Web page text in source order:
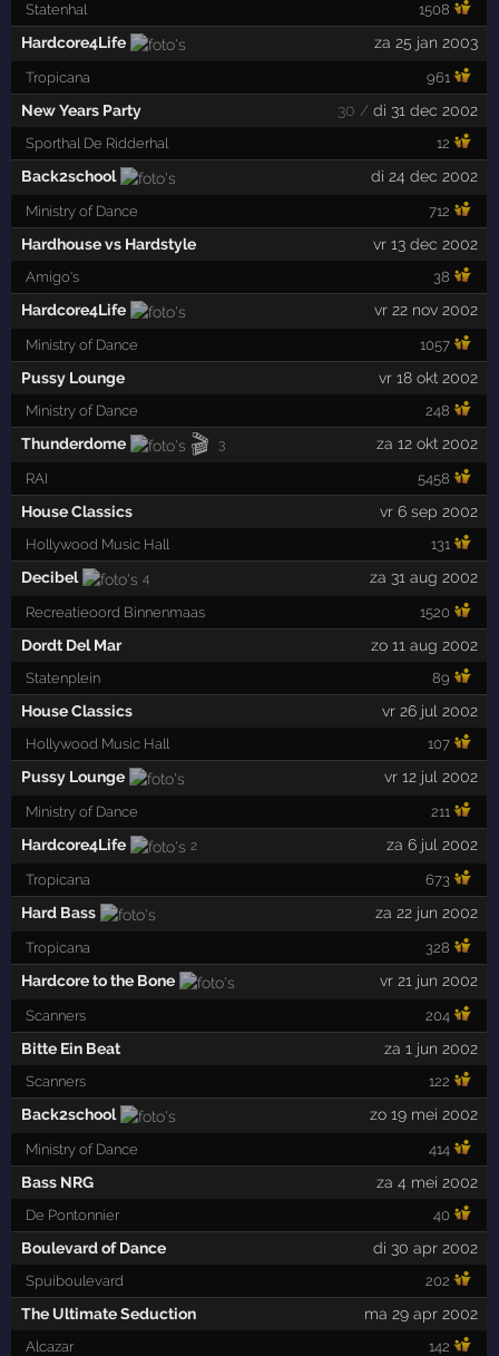
Statenhal 1508
Hardcore4Life za 25 jan 2003
Tropicana 961
New Years Party 30 /di 31 dec 2002
Sporthal De Ridderhal 12
Back2school di 24 dec 2002
Ministry of Dance 712
Hardhouse vs Hardstyle vr 13 dec 2002
Amigo's 38
Hardcore4Life vr 22 nov 2002
Ministry of Dance 1057
Pussy Lounge vr 18 okt 2002
Ministry of Dance 248
Thunderdome 🎬 3 za 12 okt 2002
RAI 5458
House Classics vr 6 sep 2002
Hollywood Music Hall 131
Decibel 4 za 31 aug 2002
Recreatieoord Binnenmaas 1520
Dordt Del Mar zo 11 aug 2002
Statenplein 89
House Classics vr 26 jul 2002
Hollywood Music Hall 107
Pussy Lounge vr 12 jul 2002
Ministry of Dance 211
Hardcore4Life 2 za 6 jul 2002
Tropicana 673
Hard Bass za 22 jun 2002
Tropicana 328
Hardcore to the Bone vr 21 jun 2002
Scanners 204
Bitte Ein Beat za 1 jun 2002
Scanners 122
Back2school zo 19 mei 2002
Ministry of Dance 414
Bass NRG za 4 mei 2002
De Pontonnier 40
Boulevard of Dance di 30 apr 2002
Spuiboulevard 202
The Ultimate Seduction ma 29 apr 2002
Alcazar 142